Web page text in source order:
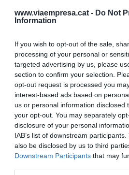
www.viaempresa.cat - Do Not
Information
If you wish to opt-out of the sale,
processing of your personal or
targeted advertising by us, please
section to confirm your selection.
opt-out request is processed you
interest-based ads based on
us or personal information disclosed
your opt-out. You may separately
disclosure of your personal
IAB’s list of downstream
also be disclosed by us to third
Downstream Participants that may
El full de ruta del Govern
concentrar les cooperatives
clústers de l'audiovisual,
vídeojoc.
Augmentar la formació
El pla es marca "avançar en
de la formació professional i
formació dual".
En la seva compareixença
contemplat un cert canvi de